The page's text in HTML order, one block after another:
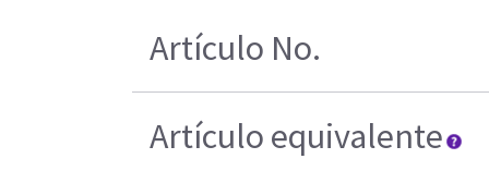
Artículo No.
Artículo equivalente